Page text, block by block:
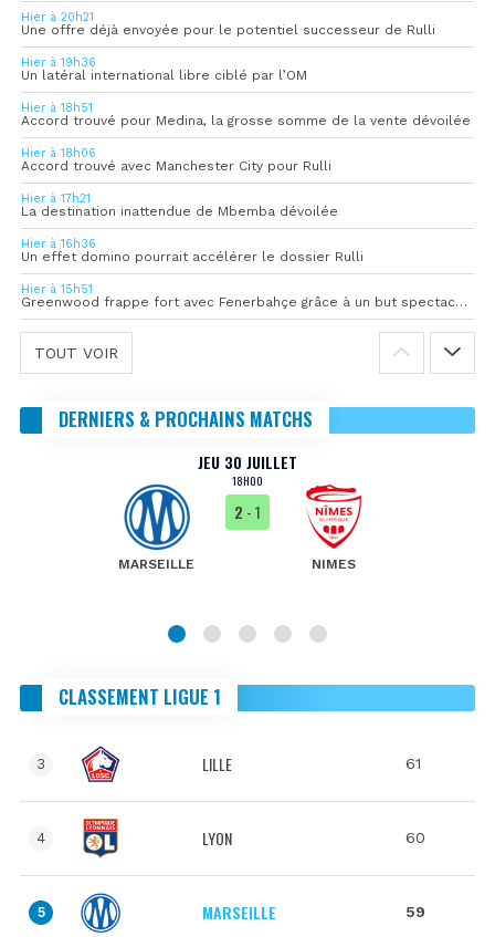
Hier à 20h21
Une offre déjà envoyée pour le potentiel successeur de Rulli
Hier à 19h36
Un latéral international libre ciblé par l’OM
Hier à 18h51
Accord trouvé pour Medina, la grosse somme de la vente dévoilée
Hier à 18h06
Accord trouvé avec Manchester City pour Rulli
Hier à 17h21
La destination inattendue de Mbemba dévoilée
Hier à 16h36
Un effet domino pourrait accélérer le dossier Rulli
Hier à 15h51
Greenwood frappe fort avec Fenerbahçe grâce à un but spectaculaire
TOUT VOIR
DERNIERS & PROCHAINS MATCHS
JEU 30 JUILLET
18H00
MARSEILLE
2 - 1
NIMES
CLASSEMENT LIGUE 1
3 LILLE 61
4 LYON 60
5 MARSEILLE 59